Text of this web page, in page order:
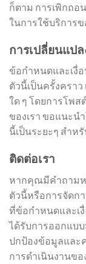
ก็ตาม การเพิกถอ
ในการใช้บริการข
การเปลี่ยนแป
ข้อกำหนดและเงื่
ตัวนี้เป็นครั้งครา
ใด ๆ โดยการโพ
ของเรา ขอแนะน
นี้เป็นระยะๆ สำห
ติดต่อเรา
หากคุณมีคำถามห
ตัวนี้หรือการจัดก
ที่ข้อกำหนดและเ
ได้รับการออกแบ
ปกป้องข้อมูลและ
การดำเนินงานข